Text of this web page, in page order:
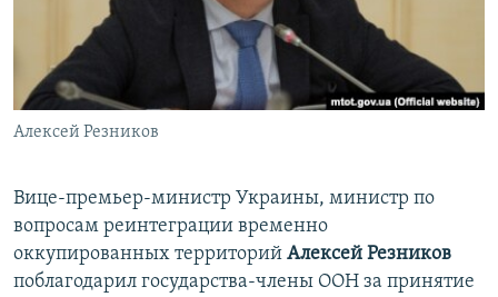
ПОБЕДИТЕЛЕЙ НЕ СУДЯТ?
КРЫМ.НЕПОКОРЕННЫЙ
ELIFBE
УКРАИНСКАЯ ПРОБЛЕМА КРЫМА
ПРИСОЕДИНЯЙТЕСЬ!
Алексей Резников
Вице-премьер-министр Украины, министр по
вопросам реинтеграции временно
оккупированных территорий Алексей Резников
поблагодарил государства-члены ООН за принятие